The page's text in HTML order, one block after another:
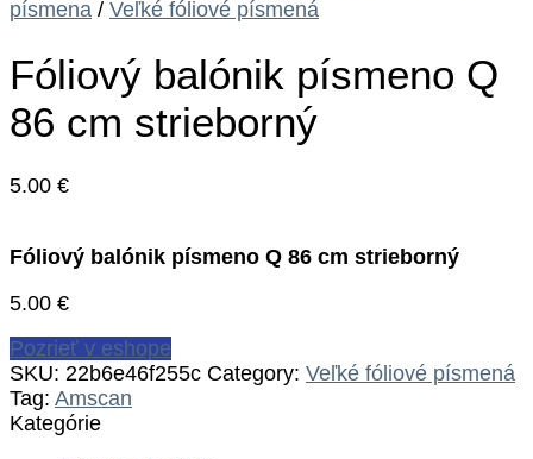
písmena / Veľké fóliové písmená
Fóliový balónik písmeno Q
86 cm strieborný
5.00 €
Fóliový balónik písmeno Q 86 cm strieborný
5.00 €
Pozrieť v eshope
SKU: 22b6e46f255c Category: Veľké fóliové písmená
Tag: Amscan
Kategórie